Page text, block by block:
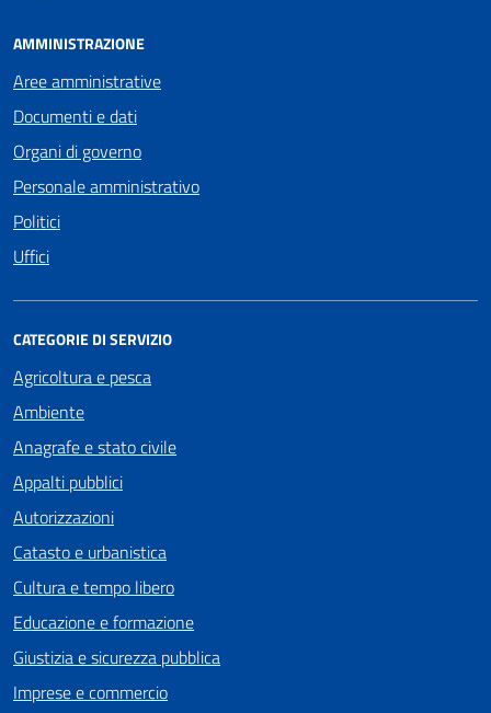
AMMINISTRAZIONE
Aree amministrative
Documenti e dati
Organi di governo
Personale amministrativo
Politici
Uffici
CATEGORIE DI SERVIZIO
Agricoltura e pesca
Ambiente
Anagrafe e stato civile
Appalti pubblici
Autorizzazioni
Catasto e urbanistica
Cultura e tempo libero
Educazione e formazione
Giustizia e sicurezza pubblica
Imprese e commercio